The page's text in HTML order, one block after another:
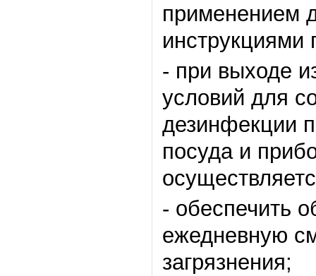
применением
- при выходе
условий для
дезинфекции
посуда и
- обеспечить
ежедневную
загрязнения;